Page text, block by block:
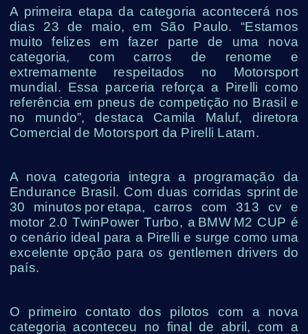
A primeira etapa da categoria acontecerá nos
dias 23 de maio, em São Paulo. “Estamos
muito felizes em fazer parte de uma nova
categoria, com carros de renome e
extremamente respeitados no Motorsport
mundial. Essa parceria reforça a Pirelli como
referência em pneus de competição no Brasil e
no mundo”, destaca Camila Maluf, diretora
Comercial de Motorsport da Pirelli Latam.
A nova categoria integra a programação da
Endurance Brasil. Com duas corridas sprint de
30 minutos por etapa, carros com 313 cv e
motor 2.0 TwinPower Turbo, a BMW M2 CUP é
o cenário ideal para a Pirelli e surge como uma
excelente opção para os gentlemen drivers do
país.
O primeiro contato dos pilotos com a nova
categoria aconteceu no final de abril, com a